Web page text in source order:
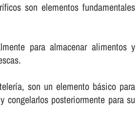
son elementos fundamentales
para almacenar alimentos y
son un elemento básico para
congelarlos posteriormente para su